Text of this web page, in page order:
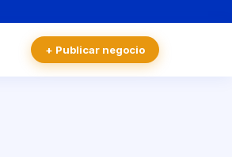
+ Publicar negocio